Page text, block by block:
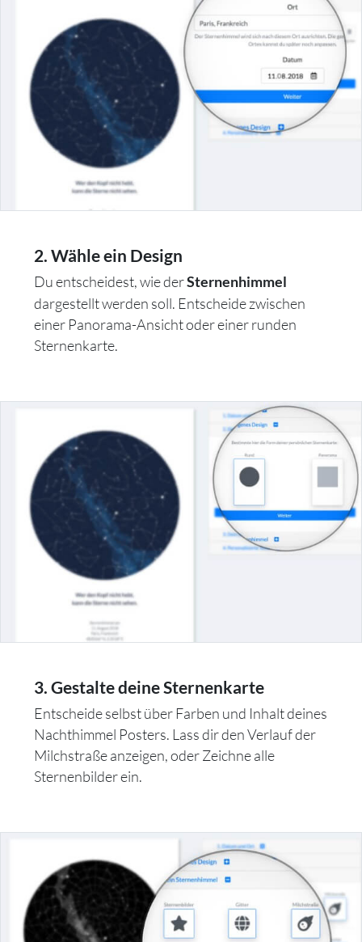
2. Wähle ein Design
Du entscheidest, wie derSternenhimmel
dargestellt werden soll. Entscheide zwischen
einer Panorama-Ansicht oder einer runden
Sternenkarte.
3. Gestalte deine Sternenkarte
Entscheide selbst über Farben und Inhalt deines
Nachthimmel Posters. Lass dir den Verlauf der
Milchstraße anzeigen, oder Zeichne alle
Sternenbilder ein.